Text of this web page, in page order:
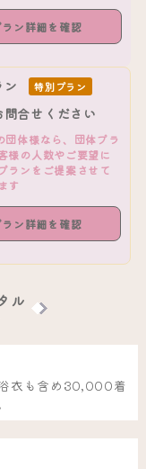
ラン詳細を確認
ン 特別プラン
問合せください
団体様なら、団体プラ
様の人数やご要望に
ランをご提案させて
す
ラン詳細を確認
ル
衣も含め30,000着